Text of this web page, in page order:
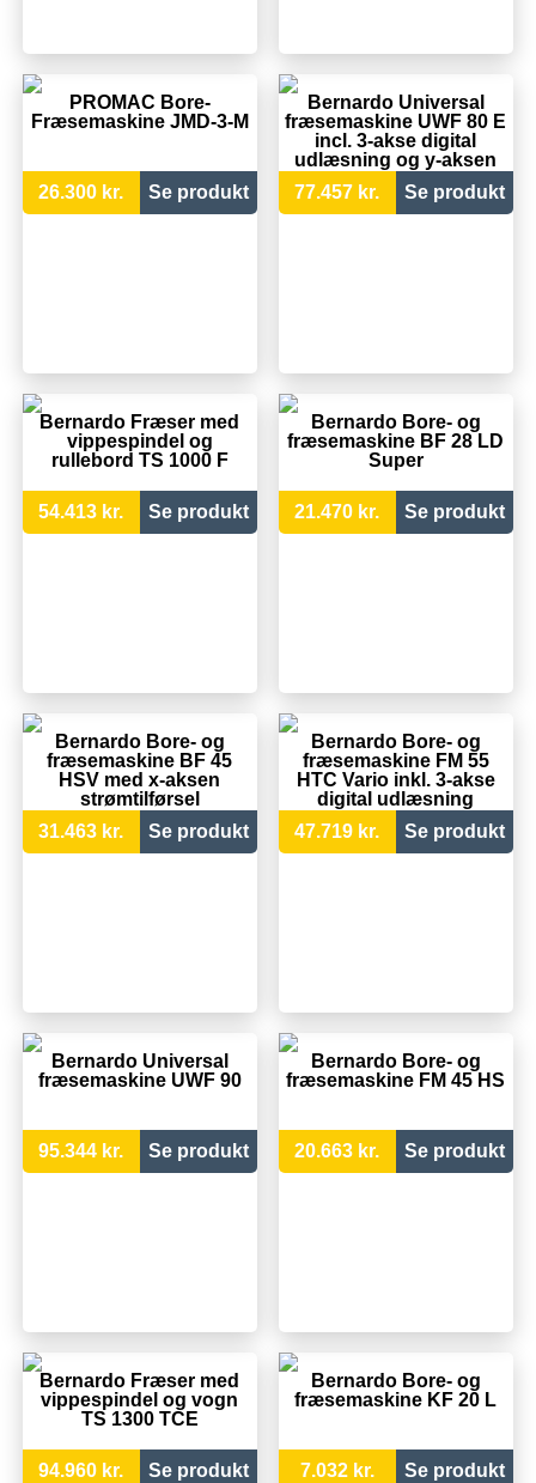
PROMAC Bore-
Fræsemaskine JMD-3-M
26.300 kr. Se produkt
Bernardo Universal
fræsemaskine UWF 80 E
incl. 3-akse digital
udlæsning og y-aksen
77.457 kr. Se produkt
Bernardo Fræser med
vippespindel og
rullebord TS 1000 F
54.413 kr. Se produkt
Bernardo Bore- og
fræsemaskine BF 28 LD
Super
21.470 kr. Se produkt
Bernardo Bore- og
fræsemaskine BF 45
HSV med x-aksen
strømtilførsel
31.463 kr.
Se produkt
Bernardo Bore- og
fræsemaskine FM 55
HTC Vario inkl. 3-akse
digital udlæsning
47.719 kr.
Se produkt
Bernardo Universal
fræsemaskine UWF 90
95.344 kr. Se produkt
Bernardo Bore- og
fræsemaskine FM 45 HS
20.663 kr. Se produkt
Bernardo Fræser med
vippespindel og vogn
TS 1300 TCE
94.960 kr. Se produkt
Bernardo Bore- og
fræsemaskine KF 20 L
7.032 kr. Se produkt